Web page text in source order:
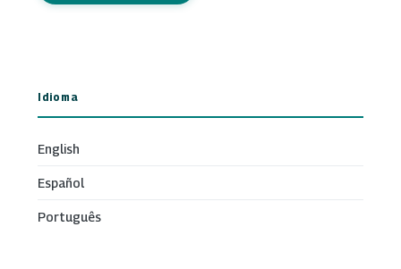
Idioma
English
Español
Português